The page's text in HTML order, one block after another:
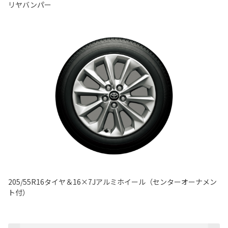
リヤバンパー
205/55R16タイヤ＆16×7Jアルミホイール（センターオーナメン
ト付）